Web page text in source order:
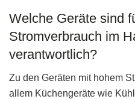
Welche Geräte sind
Stromverbrauch im
verantwortlich?
Zu den Geräten mit hohem
allem Küchengeräte wie